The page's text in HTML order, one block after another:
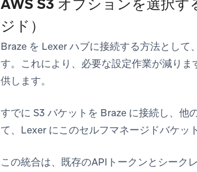
AWS S3 オプションを選択
ジド）
Braze を Lexer ハブに接続する方法とし
す。これにより、必要な設定作業が減り
供します。
すでに S3 バケットを Braze に接続し、他
て、Lexer にこのセルフマネージドバケッ
この統合は、既存のAPIトークンとシーク